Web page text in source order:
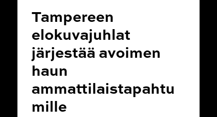
Tampereen
elokuvajuhlat
järjestää avoimen
haun
ammattilaistapahtu
mille